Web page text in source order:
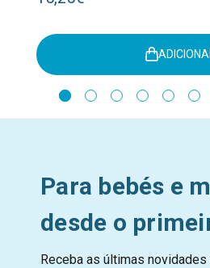
Para bebés e
desde o
Receba as últimas